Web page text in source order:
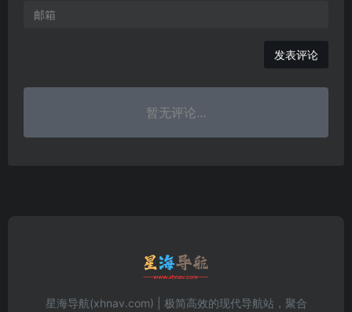
发表评论
暂无评论...
星海导航(xhnav.com) | 极简高效的现代导航站，聚合